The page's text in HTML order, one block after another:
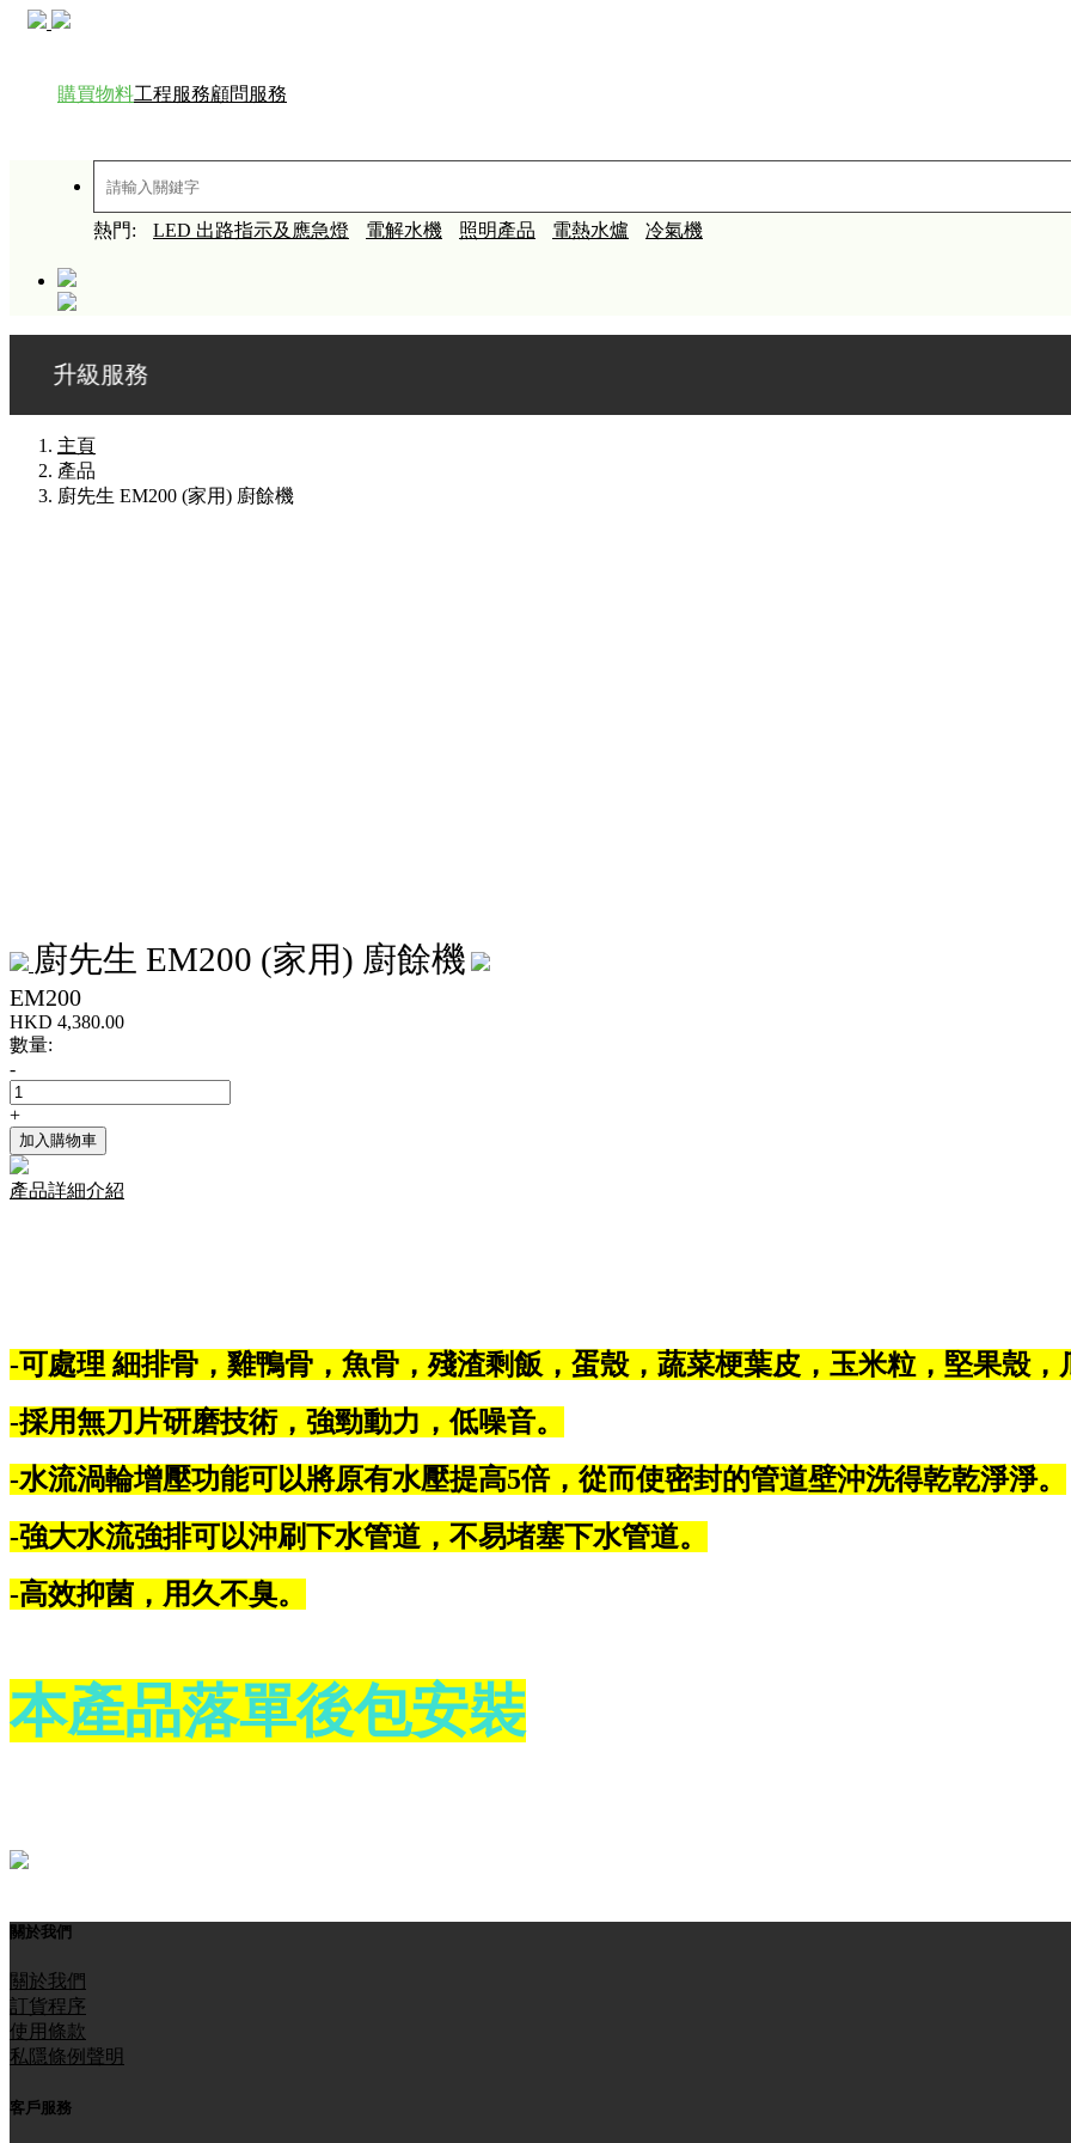
購買物料工程服務顧問服務
熱門: LED 出路指示及應急燈 電解水機 照明產品 電熱水爐 冷氣機
主頁
產品
廚先生 EM200 (家用) 廚餘機
廚先生 EM200 (家用) 廚餘機
EM200
HKD 4,380.00
數量:
-
+
加入購物車
產品詳細介紹
-可處理 細排骨，雞鴨骨，魚骨，殘渣剩飯，蛋殼，蔬菜梗葉皮，玉米粒，堅果殼，
-採用無刀片研磨技術，強勁動力，低噪音。
-水流渦輪增壓功能可以將原有水壓提高5倍，從而使密封的管道壁沖洗得乾乾淨淨。
-強大水流強排可以沖刷下水管道，不易堵塞下水管道。
-高效抑菌，用久不臭。
本產品落單後包安裝
關於我們
關於我們
訂貨程序
使用條款
私隱條例聲明
客戶服務